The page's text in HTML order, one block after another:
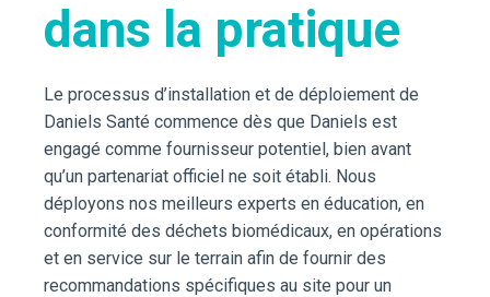
dans la pratique
Le processus d’installation et de déploiement de
Daniels Santé commence dès que Daniels est
engagé comme fournisseur potentiel, bien avant
qu’un partenariat officiel ne soit établi. Nous
déployons nos meilleurs experts en éducation, en
conformité des déchets biomédicaux, en opérations
et en service sur le terrain afin de fournir des
recommandations spécifiques au site pour un